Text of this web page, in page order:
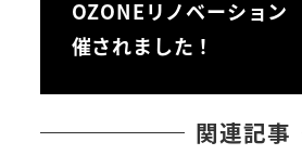
OZONEリノベーショ
催されました！
関連記事